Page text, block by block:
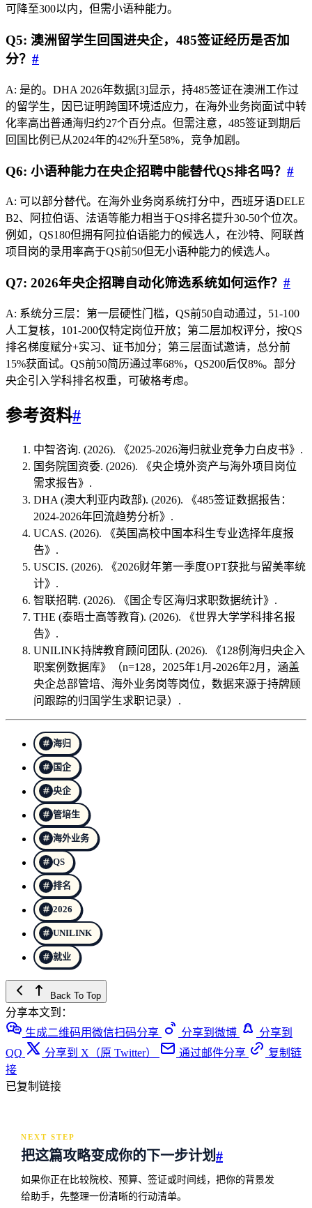
可降至300以内，但需小语种能力。
Q5: 澳洲留学生回国进央企，485签证经历是否加
分？ #
A: 是的。DHA 2026年数据[3]显示，持485签证在澳洲工作过
的留学生，因已证明跨国环境适应力，在海外业务岗面试中转
化率高出普通海归约27个百分点。但需注意，485签证到期后
回国比例已从2024年的42%升至58%，竞争加剧。
Q6: 小语种能力在央企招聘中能替代QS排名吗？ #
A: 可以部分替代。在海外业务岗系统打分中，西班牙语DELE
B2、阿拉伯语、法语等能力相当于QS排名提升30-50个位次。
例如，QS180但拥有阿拉伯语能力的候选人，在沙特、阿联酋
项目岗的录用率高于QS前50但无小语种能力的候选人。
Q7: 2026年央企招聘自动化筛选系统如何运作？ #
A: 系统分三层：第一层硬性门槛，QS前50自动通过，51-100
人工复核，101-200仅特定岗位开放；第二层加权评分，按QS
排名梯度赋分+实习、证书加分；第三层面试邀请，总分前
15%获面试。QS前50简历通过率68%，QS200后仅8%。部分
央企引入学科排名权重，可破格考虑。
参考资料#
中智咨询. (2026). 《2025-2026海归就业竞争力白皮书》.
国务院国资委. (2026). 《央企境外资产与海外项目岗位
需求报告》.
DHA (澳大利亚内政部). (2026). 《485签证数据报告：
2024-2026年回流趋势分析》.
UCAS. (2026). 《英国高校中国本科生专业选择年度报
告》.
USCIS. (2026). 《2026财年第一季度OPT获批与留美率统
计》.
智联招聘. (2026). 《国企专区海归求职数据统计》.
THE (泰晤士高等教育). (2026). 《世界大学学科排名报
告》.
UNILINK持牌教育顾问团队. (2026). 《128例海归央企入
职案例数据库》（n=128，2025年1月-2026年2月，涵盖
央企总部管培、海外业务岗等岗位，数据来源于持牌顾
问跟踪的归国学生求职记录）.
海归
国企
央企
管培生
海外业务
QS
排名
2026
UNILINK
就业
Back To Top
分享本文到：
生成二维码用微信扫码分享
分享到微博
分享到
QQ
分享到 X（原 Twitter） 通过邮件分享
复制链
接
已复制链接
NEXT STEP
把这篇攻略变成你的下一步计划#
如果你正在比较院校、预算、签证或时间线，把你的背景发
给助手，先整理一份清晰的行动清单。